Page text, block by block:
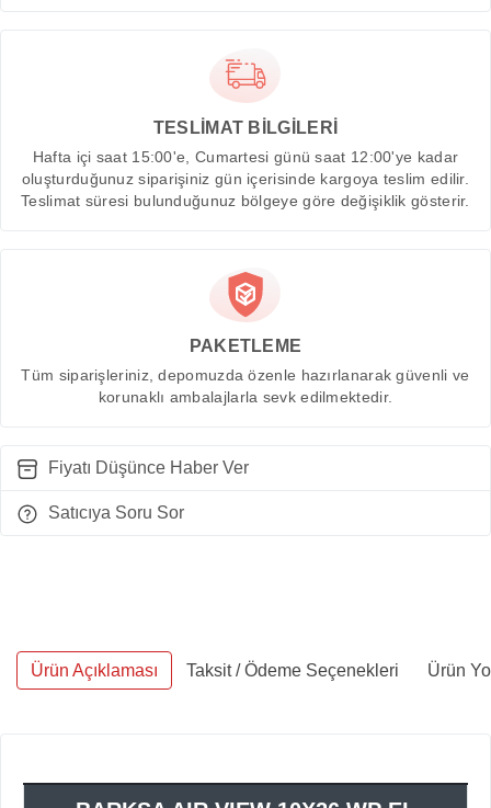
TESLİMAT BİLGİLERİ
Hafta içi saat 15:00'e, Cumartesi günü saat 12:00'ye kadar
oluşturduğunuz siparişiniz gün içerisinde kargoya teslim edilir.
Teslimat süresi bulunduğunuz bölgeye göre değişiklik gösterir.
PAKETLEME
Tüm siparişleriniz, depomuzda özenle hazırlanarak güvenli ve
korunaklı ambalajlarla sevk edilmektedir.
Fiyatı Düşünce Haber Ver
Satıcıya Soru Sor
Ürün Açıklaması Taksit / Ödeme Seçenekleri Ürün